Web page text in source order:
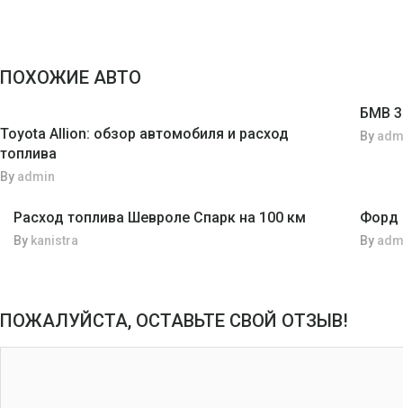
ПОХОЖИЕ АВТО
Toyota Allion: обзор автомобиля и расход
топлива
By admin
БМВ
By
Расход топлива Шевроле Спарк на 100 км
By kanistra
Форд
By
ПОЖАЛУЙСТА, ОСТАВЬТЕ СВОЙ ОТЗЫВ!